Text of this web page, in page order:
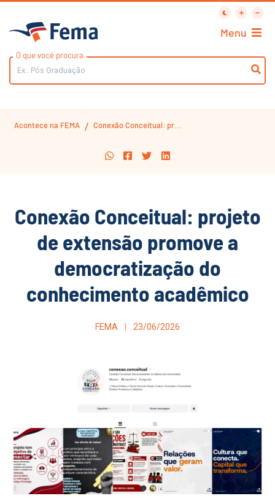
O que você procura
Menu
Acontece na FEMA / Conexão Conceitual: pr...
Conexão Conceitual: projeto
de extensão promove a
democratização do
conhecimento acadêmico
FEMA 23/06/2026